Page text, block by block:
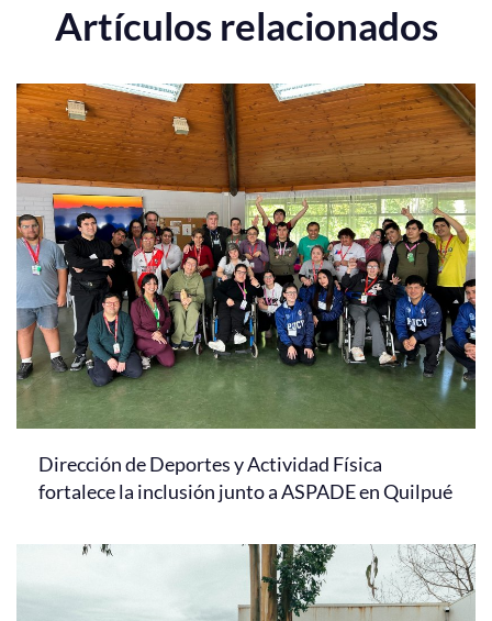
Artículos relacionados
Dirección de Deportes y Actividad Física
fortalece la inclusión junto a ASPADE en Quilpué